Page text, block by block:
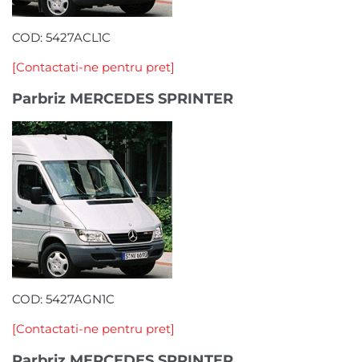
COD: 5427ACL1C
[Contactati-ne pentru pret]
Parbriz MERCEDES SPRINTER
COD: 5427AGN1C
[Contactati-ne pentru pret]